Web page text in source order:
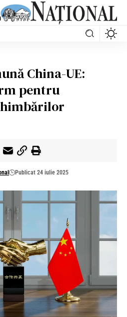
China-UE:
pentru
Publicat 24 iulie 2025